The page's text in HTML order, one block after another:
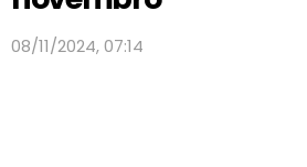
08/11/2024, 07:14